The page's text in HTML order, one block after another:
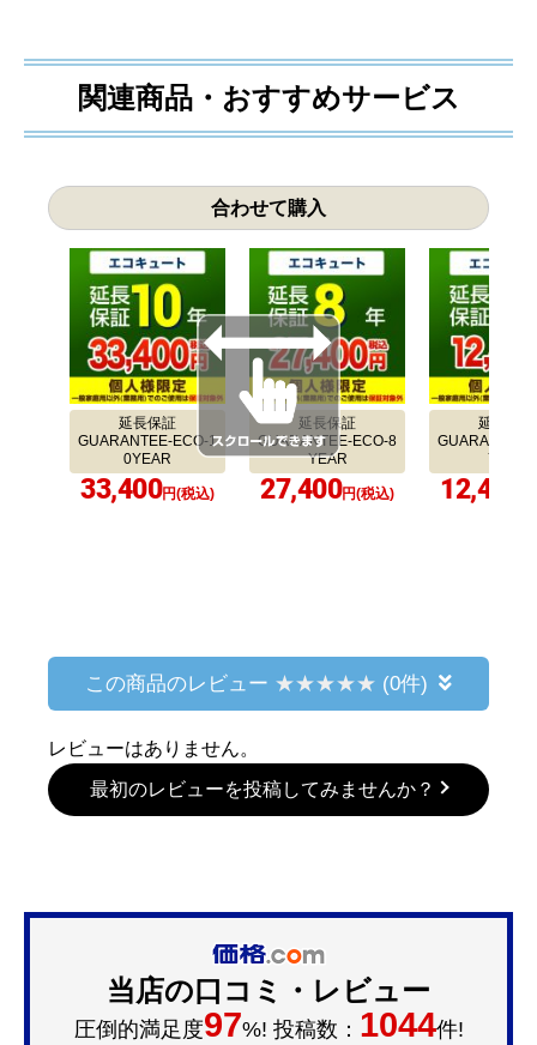
関連商品・おすすめサービス
合わせて購入
延長保証
GUARANTEE-ECO-1
0YEAR
33,400円(税込)
延長保証
GUARANTEE-ECO-8
YEAR
27,400円(税込)
延長保証
GUARANTEE-
YEAR
12,400
この商品のレビュー (0件)
レビューはありません。
最初のレビューを投稿してみませんか？
当店の口コミ・レビュー
圧倒的満足度97%! 投稿数： 1044件!